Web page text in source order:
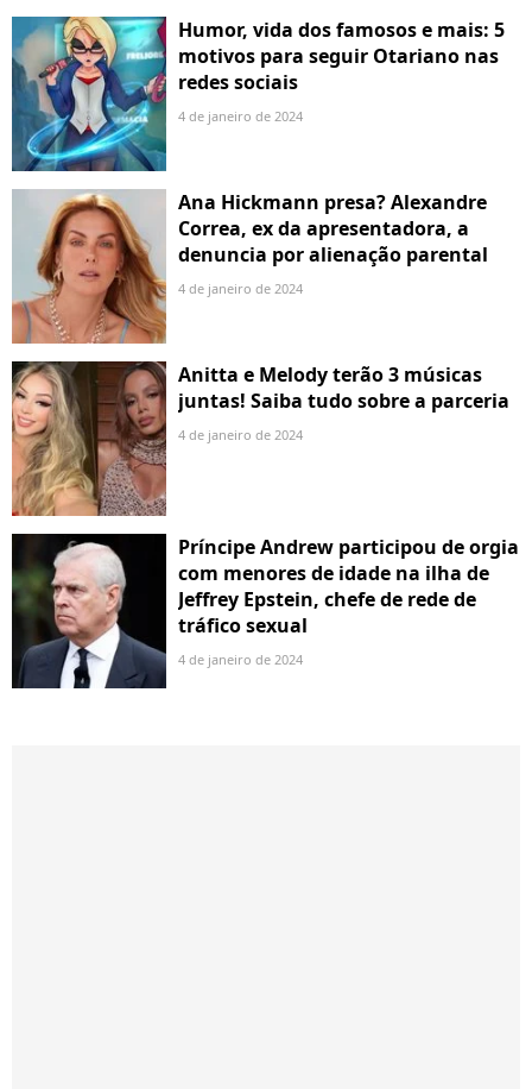
Humor, vida dos famosos e mais: 5
motivos para seguir Otariano nas
redes sociais
4 de janeiro de 2024
Ana Hickmann presa? Alexandre
Correa, ex da apresentadora, a
denuncia por alienação parental
4 de janeiro de 2024
Anitta e Melody terão 3 músicas
juntas! Saiba tudo sobre a parceria
4 de janeiro de 2024
Príncipe Andrew participou de orgia
com menores de idade na ilha de
Jeffrey Epstein, chefe de rede de
tráfico sexual
4 de janeiro de 2024